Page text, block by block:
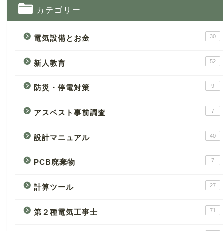
カテゴリー
電気設備とお金 30
新人教育 52
防災・停電対策 9
アスベスト事前調査 7
設計マニュアル 40
PCB廃棄物 7
計算ツール 27
第２種電気工事士 71